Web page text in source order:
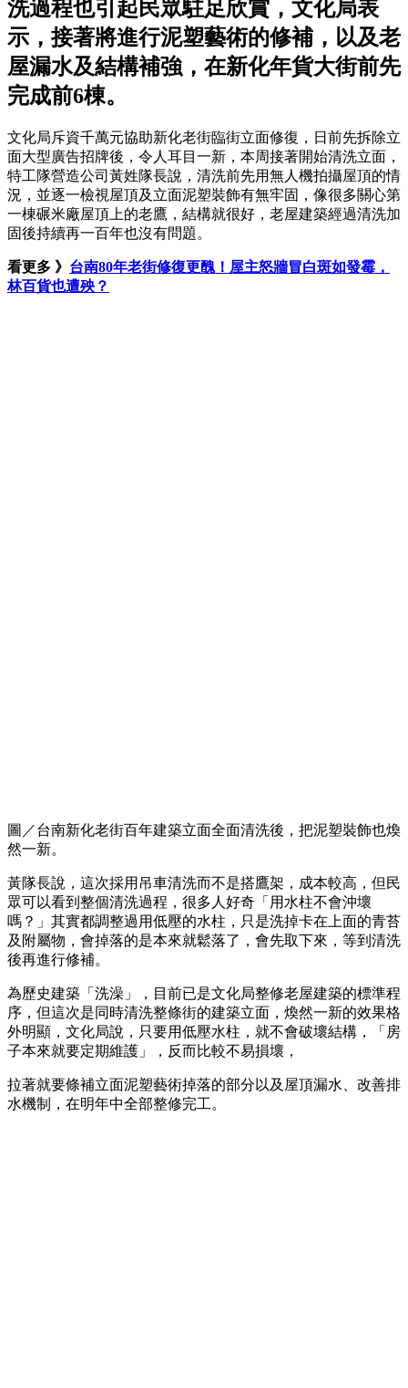
洗過程也引起民眾駐足欣賞，文化局表
示，接著將進行泥塑藝術的修補，以及老
屋漏水及結構補強，在新化年貨大街前先
完成前6棟。
文化局斥資千萬元協助新化老街臨街立面修復，日前先拆除立
面大型廣告招牌後，令人耳目一新，本周接著開始清洗立面，
特工隊營造公司黃姓隊長說，清洗前先用無人機拍攝屋頂的情
況，並逐一檢視屋頂及立面泥塑裝飾有無牢固，像很多關心第
一棟碾米廠屋頂上的老鷹，結構就很好，老屋建築經過清洗加
固後持續再一百年也沒有問題。
看更多 》 台南80年老街修復更醜！屋主怒牆冒白斑如發霉，
林百貨也遭殃？
圖／台南新化老街百年建築立面全面清洗後，把泥塑裝飾也煥
然一新。
黃隊長說，這次採用吊車清洗而不是搭鷹架，成本較高，但民
眾可以看到整個清洗過程，很多人好奇「用水柱不會沖壞
嗎？」其實都調整過用低壓的水柱，只是洗掉卡在上面的青苔
及附屬物，會掉落的是本來就鬆落了，會先取下來，等到清洗
後再進行修補。
為歷史建築「洗澡」，目前已是文化局整修老屋建築的標準程
序，但這次是同時清洗整條街的建築立面，煥然一新的效果格
外明顯，文化局說，只要用低壓水柱，就不會破壞結構，「房
子本來就要定期維護」，反而比較不易損壞，
拉著就要條補立面泥塑藝術掉落的部分以及屋頂漏水、改善排
水機制，在明年中全部整修完工。